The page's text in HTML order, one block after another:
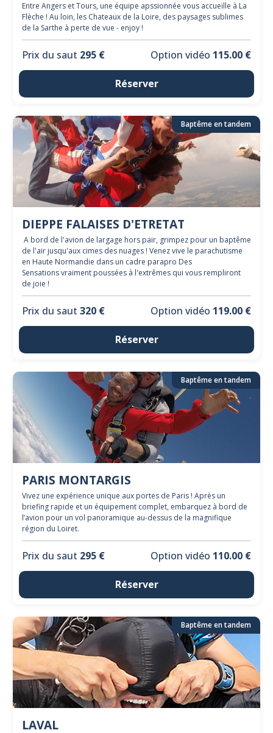
Entre Angers et Tours, une équipe apssionnée vous accueille à La
Flèche ! Au loin, les Chateaux de la Loire, des paysages sublimes
de la Sarthe à perte de vue - enjoy !
Prix du saut 295 € Option vidéo 115.00 €
Réserver
Baptême en tandem
DIEPPE FALAISES D'ETRETAT
A bord de l'avion de largage hors pair, grimpez pour un baptême
de l'air jusqu'aux cimes des nuages ! Venez vive le parachutisme
en Haute Normandie dans un cadre parapro Des
Sensations vraiment poussées à l'extrêmes qui vous rempliront
de joie !
Prix du saut 320 € Option vidéo 119.00 €
Réserver
Baptême en tandem
PARIS MONTARGIS
Vivez une expérience unique aux portes de Paris ! Après un
briefing rapide et un équipement complet, embarquez à bord de
l’avion pour un vol panoramique au-dessus de la magnifique
région du Loiret.
Prix du saut 295 € Option vidéo 110.00 €
Réserver
Baptême en tandem
LAVAL